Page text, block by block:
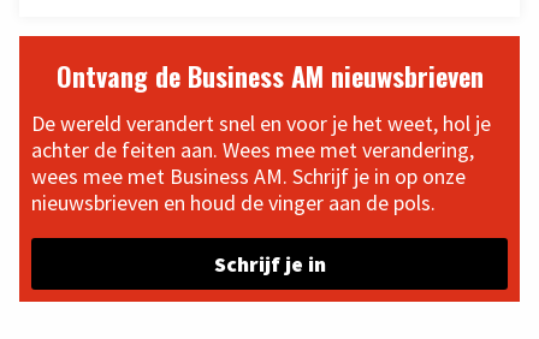
Ontvang de Business AM nieuwsbrieven
De wereld verandert snel en voor je het weet, hol je
achter de feiten aan. Wees mee met verandering,
wees mee met Business AM. Schrijf je in op onze
nieuwsbrieven en houd de vinger aan de pols.
Schrijf je in